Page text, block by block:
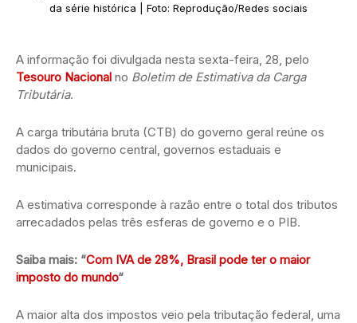
da série histórica | Foto: Reprodução/Redes sociais
A informação foi divulgada nesta sexta-feira, 28, pelo
Tesouro Nacional no Boletim de Estimativa da Carga
Tributária.
A carga tributária bruta (CTB) do governo geral reúne os
dados do governo central, governos estaduais e
municipais.
A estimativa corresponde à razão entre o total dos tributos
arrecadados pelas três esferas de governo e o PIB.
Saiba mais: “Com IVA de 28%, Brasil pode ter o maior
imposto do mundo“
A maior alta dos impostos veio pela tributação federal, uma